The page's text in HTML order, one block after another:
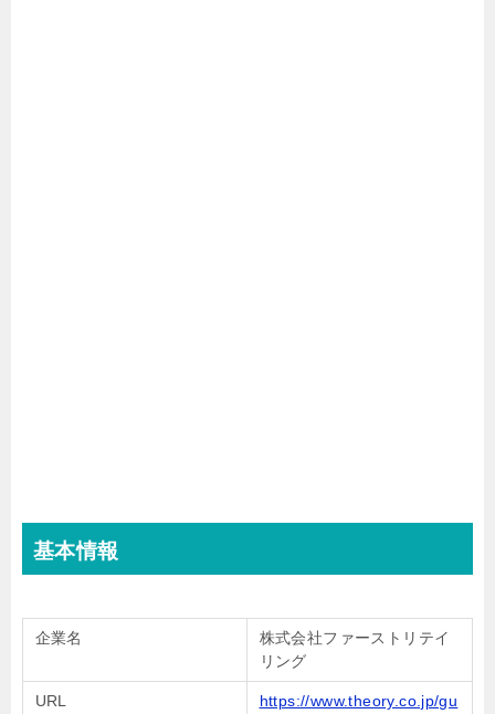
基本情報
企業名
株式会社ファーストリテイ
リング
URL
https://www.theory.co.jp/gu